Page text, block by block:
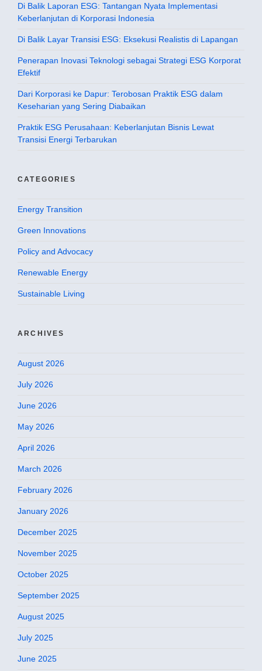
Di Balik Laporan ESG: Tantangan Nyata Implementasi
Keberlanjutan di Korporasi Indonesia
Di Balik Layar Transisi ESG: Eksekusi Realistis di Lapangan
Penerapan Inovasi Teknologi sebagai Strategi ESG Korporat
Efektif
Dari Korporasi ke Dapur: Terobosan Praktik ESG dalam
Keseharian yang Sering Diabaikan
Praktik ESG Perusahaan: Keberlanjutan Bisnis Lewat
Transisi Energi Terbarukan
CATEGORIES
Energy Transition
Green Innovations
Policy and Advocacy
Renewable Energy
Sustainable Living
ARCHIVES
August 2026
July 2026
June 2026
May 2026
April 2026
March 2026
February 2026
January 2026
December 2025
November 2025
October 2025
September 2025
August 2025
July 2025
June 2025